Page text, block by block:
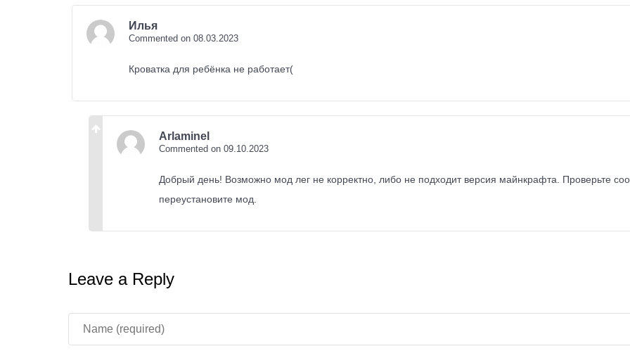
Илья
Commented on 08.03.2023
Кроватка для ребёнка не работает(
Arlaminel
Commented on 09.10.2023
Добрый день! Возможно мод лег не корректно, либо не подходит версия майнкрафта. Проверьте
переустановите мод.
Leave a Reply